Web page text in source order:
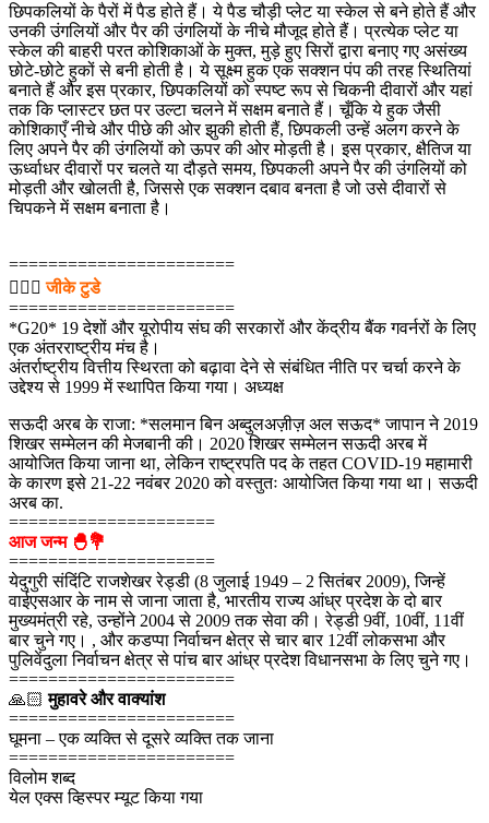
छिपकलियों के पैरों में पैड होते हैं। ये पैड चौड़ी प्लेट या स्केल से बने होते हैं और
उनकी उंगलियों और पैर की उंगलियों के नीचे मौजूद होते हैं। प्रत्येक प्लेट या
स्केल की बाहरी परत कोशिकाओं के मुक्त, मुड़े हुए सिरों द्वारा बनाए गए असंख्य
छोटे-छोटे हुकों से बनी होती है। ये सूक्ष्म हुक एक सक्शन पंप की तरह स्थितियां
बनाते हैं और इस प्रकार, छिपकलियों को स्पष्ट रूप से चिकनी दीवारों और यहां
तक ​​कि प्लास्टर छत पर उल्टा चलने में सक्षम बनाते हैं। चूँकि ये हुक जैसी
कोशिकाएँ नीचे और पीछे की ओर झुकी होती हैं, छिपकली उन्हें अलग करने के
लिए अपने पैर की उंगलियों को ऊपर की ओर मोड़ती है। इस प्रकार, क्षैतिज या
ऊर्ध्वाधर दीवारों पर चलते या दौड़ते समय, छिपकली अपने पैर की उंगलियों को
मोड़ती और खोलती है, जिससे एक सक्शन दबाव बनता है जो उसे दीवारों से
चिपकने में सक्षम बनाता है।
=======================
💁🏻‍♂‍जीके टुडे
=======================
*G20* 19 देशों और यूरोपीय संघ की सरकारों और केंद्रीय बैंक गवर्नरों के लिए
एक अंतरराष्ट्रीय मंच है।
अंतर्राष्ट्रीय वित्तीय स्थिरता को बढ़ावा देने से संबंधित नीति पर चर्चा करने के
उद्देश्य से 1999 में स्थापित किया गया। अध्यक्ष
सऊदी अरब के राजा: *सलमान बिन अब्दुलअज़ीज़ अल सऊद* जापान ने 2019
शिखर सम्मेलन की मेजबानी की। 2020 शिखर सम्मेलन सऊदी अरब में
आयोजित किया जाना था, लेकिन राष्ट्रपति पद के तहत COVID-19 महामारी
के कारण इसे 21-22 नवंबर 2020 को वस्तुतः आयोजित किया गया था। सऊदी
अरब का.
=====================
आज जन्म 🐣💐
=====================
येदुगुरी संदिंटि राजशेखर रेड्डी (8 जुलाई 1949 – 2 सितंबर 2009), जिन्हें
वाईएसआर के नाम से जाना जाता है, भारतीय राज्य आंध्र प्रदेश के दो बार
मुख्यमंत्री रहे, उन्होंने 2004 से 2009 तक सेवा की। रेड्डी 9वीं, 10वीं, 11वीं
बार चुने गए। , और कडप्पा निर्वाचन क्षेत्र से चार बार 12वीं लोकसभा और
पुलिवेंदुला निर्वाचन क्षेत्र से पांच बार आंध्र प्रदेश विधानसभा के लिए चुने गए।
=======================
🙏🏻मुहावरे और वाक्यांश
=======================
घूमना – एक व्यक्ति से दूसरे व्यक्ति तक जाना
=======================
विलोम शब्द
येल एक्स व्हिस्पर म्यूट किया गया